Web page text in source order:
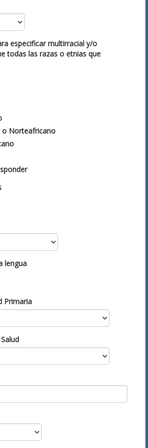
especificar multirracial y/o
todas las razas o etnias que
o Norteafricano
lengua
Primaria